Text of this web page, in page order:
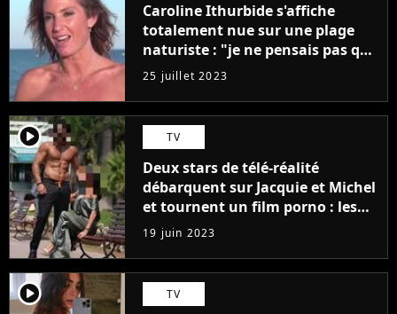
Caroline Ithurbide s'affiche
totalement nue sur une plage
naturiste : "je ne pensais pas que
j'arriverais à le faire..."
25 juillet 2023
player2 TV
Deux stars de télé-réalité
débarquent sur Jacquie et Michel
et tournent un film porno : les
premières images du tournage
(exclu)
19 juin 2023
player2 TV